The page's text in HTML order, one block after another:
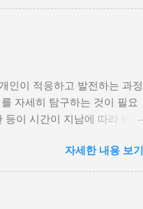
무장 세력에 참여하거나 반정
종종 내전이 발발했던 예가
고, 시민들의 목소리가 공정
황은 종종 특정 집단의 정치
형하게 이루어지고, 실업률은
을 고려하게 된다. 경제적
. 군사적 갈등과 내전의 불씨
외부 세력이 개입하게 되면
성격이 다르지만, 이들은 종
인이 적응하고 발전하는 과정
자세히 탐구하는 것이 필요
등이 시간이 지남에 따라 변화
어, 산업 혁명은 사람들이 일
또한 변화할 수밖에 없었다.
기술의 발전으로 인해 원거
시장에서도 활발히 활동할
자세한 내용 보기